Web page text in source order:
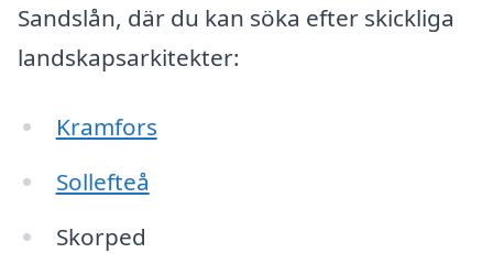
Sandslån, där du kan söka efter skickliga
landskapsarkitekter:
Kramfors
Sollefteå
Skorped